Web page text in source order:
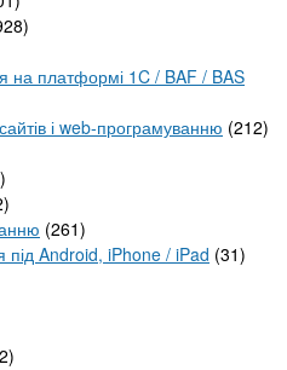
на платформі 1C / BAF / BAS
і web-програмуванню (212)
(261)
під Android, iPhone / iPad (31)